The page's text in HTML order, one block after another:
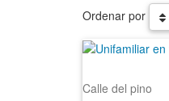
Ordenar por
Calle del pino